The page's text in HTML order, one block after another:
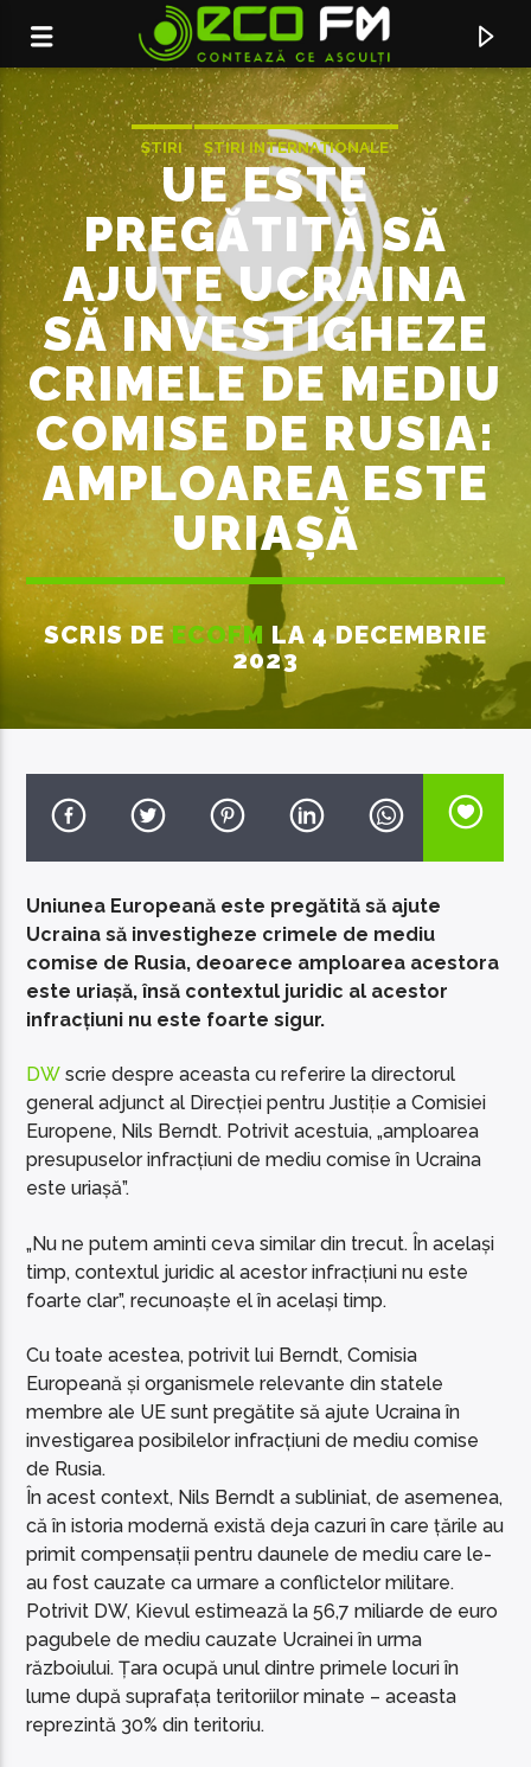
ACUM ÎN DIRECT
AUD
ALINA EREMIA X MIHAIL
EcoFM Chisinau
ȘTIRI ȘTIRI INTERNAȚIONALE
UE ESTE
PREGĂTITĂ SĂ
AJUTE UCRAINA
SĂ INVESTIGHEZE
CRIMELE DE MEDIU
COMISE DE RUSIA:
AMPLOAREA ESTE
URIAȘĂ
SCRIS DEECOFM LA 4 DECEMBRIE
2023
Uniunea Europeană este pregătită să ajute
Ucraina să investigheze crimele de mediu
comise de Rusia, deoarece amploarea acestora
este uriașă, însă contextul juridic al acestor
infracțiuni nu este foarte sigur.
DW scrie despre aceasta cu referire la directorul
general adjunct al Direcției pentru Justiție a Comisiei
Europene, Nils Berndt. Potrivit acestuia, „amploarea
presupuselor infracțiuni de mediu comise în Ucraina
este uriașă”.
„Nu ne putem aminti ceva similar din trecut. În același
timp, contextul juridic al acestor infracțiuni nu este
foarte clar”, recunoaște el în același timp.
Cu toate acestea, potrivit lui Berndt, Comisia
Europeană și organismele relevante din statele
membre ale UE sunt pregătite să ajute Ucraina în
investigarea posibilelor infracțiuni de mediu comise
de Rusia.
În acest context, Nils Berndt a subliniat, de asemenea,
că în istoria modernă există deja cazuri în care țările au
primit compensații pentru daunele de mediu care le-
au fost cauzate ca urmare a conflictelor militare.
Potrivit DW, Kievul estimează la 56,7 miliarde de euro
pagubele de mediu cauzate Ucrainei în urma
războiului. Țara ocupă unul dintre primele locuri în
lume după suprafața teritoriilor minate – aceasta
reprezintă 30% din teritoriu.